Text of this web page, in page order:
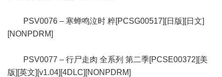
PSV0076 – 寒蝉鸣泣时 粹[PCSG00517][日版][日文]
[NONPDRM]
PSV0077 – 行尸走肉 全系列 第二季[PCSE00372][美
版][英文][v1.04][4DLC][NONPDRM]